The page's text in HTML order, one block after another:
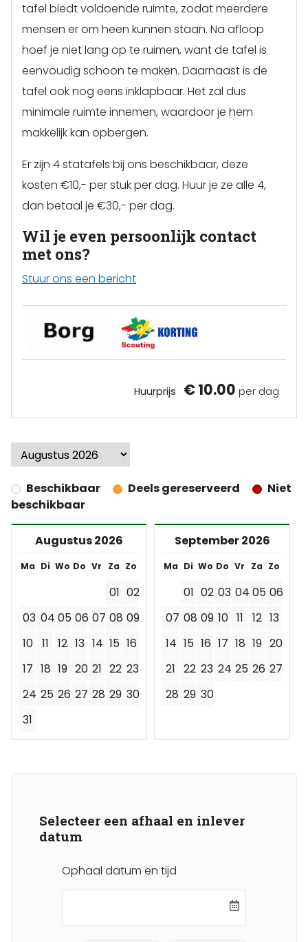
tafel biedt voldoende ruimte, zodat meerdere
mensen er om heen kunnen staan. Na afloop
hoef je niet lang op te ruimen, want de tafel is
eenvoudig schoon te maken. Daarnaast is de
tafel ook nog eens inklapbaar. Het zal dus
minimale ruimte innemen, waardoor je hem
makkelijk kan opbergen.
Er zijn 4 statafels bij ons beschikbaar, deze
kosten €10,- per stuk per dag. Huur je ze alle 4,
dan betaal je €30,- per dag.
Wil je even persoonlijk contact
met ons?
Stuur ons een bericht
Huurprijs € 10.00 per dag
Beschikbaar Deels gereserveerd
Niet
beschikbaar
Augustus 2026
Ma Di Wo Do Vr Za Zo
01 02
03 04 05 06 07 08 09
10 11 12 13 14 15 16
17 18 19 20 21 22 23
24 25 26 27 28 29 30
31
September 2026
Ma Di Wo Do Vr Za Zo
01 02 03 04 05 06
07 08 09 10 11 12 13
14 15 16 17 18 19 20
21 22 23 24 25 26 27
28 29 30
Selecteer een afhaal en inlever
datum
Ophaal datum en tijd